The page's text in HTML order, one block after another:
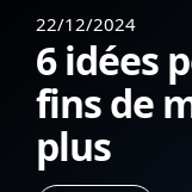
22/12/2024
6 idées
fins de
plus